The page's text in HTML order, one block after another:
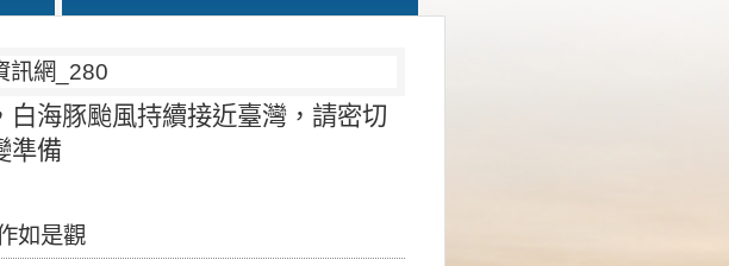
海豚颱風持續接近臺灣，請密切
準備
如是觀